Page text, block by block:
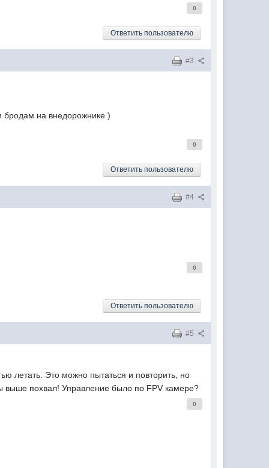
0
Ответить пользователю
#3
бродам на внедорожнике )
0
Ответить пользователю
#4
0
Ответить пользователю
#5
летать. Это можно пытаться и повторить, но
выше похвал! Управление было по FPV камере?
0